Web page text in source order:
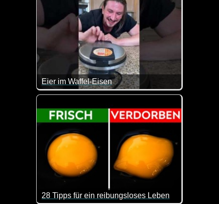
Eier im Waffel-Eisen
Solltest du mal was Neues mit Eiern
28 Tipps für ein reibungsloses Leben